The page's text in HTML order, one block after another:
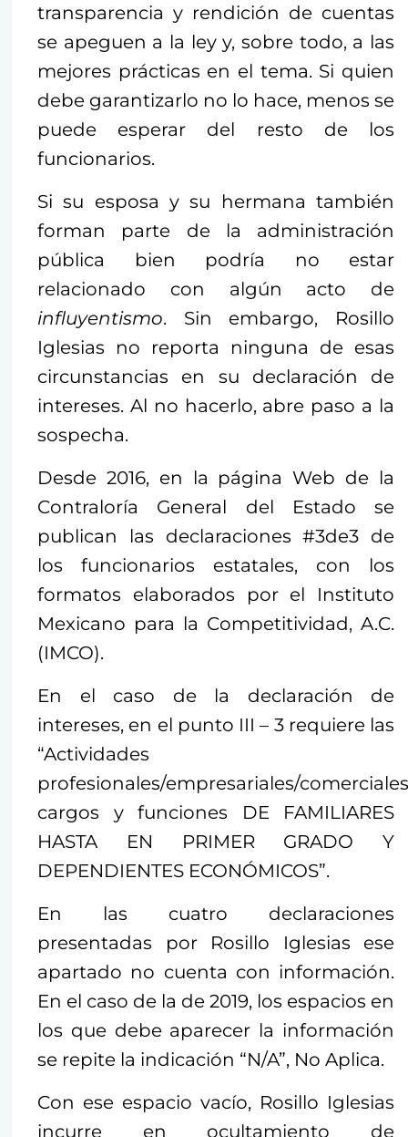
transparencia y rendición de cuentas
se apeguen a la ley y, sobre todo, a las
mejores prácticas en el tema. Si quien
debe garantizarlo no lo hace, menos se
puede esperar del resto de los
funcionarios.
Si su esposa y su hermana también
forman parte de la administración
pública bien podría no estar
relacionado con algún acto de
influyentismo. Sin embargo, Rosillo
Iglesias no reporta ninguna de esas
circunstancias en su declaración de
intereses. Al no hacerlo, abre paso a la
sospecha.
Desde 2016, en la página Web de la
Contraloría General del Estado se
publican las declaraciones #3de3 de
los funcionarios estatales, con los
formatos elaborados por el Instituto
Mexicano para la Competitividad, A.C.
(IMCO).
En el caso de la declaración de
intereses, en el punto III – 3 requiere las
“Actividades
profesionales/empresariales/
cargos y funciones DE FAMILIARES
HASTA EN PRIMER GRADO Y
DEPENDIENTES ECONÓMICOS”.
En las cuatro declaraciones
presentadas por Rosillo Iglesias ese
apartado no cuenta con información.
En el caso de la de 2019, los espacios en
los que debe aparecer la información
se repite la indicación “N/A”, No Aplica.
Con ese espacio vacío, Rosillo Iglesias
incurre en ocultamiento de